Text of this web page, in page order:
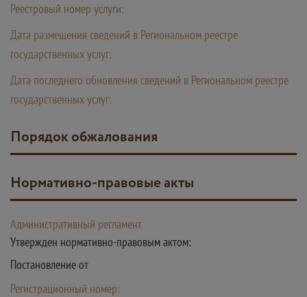
Реестровый номер услуги:
Дата размещения сведений в Региональном реестре
государственных услуг:
Дата последнего обновления сведений в Региональном реестре
государственных услуг:
Порядок обжалования
Нормативно-правовые акты
Административный регламент
Утвержден нормативно-правовым актом:
Постановление от
Регистрационный номер: